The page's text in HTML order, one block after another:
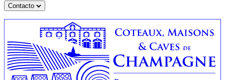
Contacto